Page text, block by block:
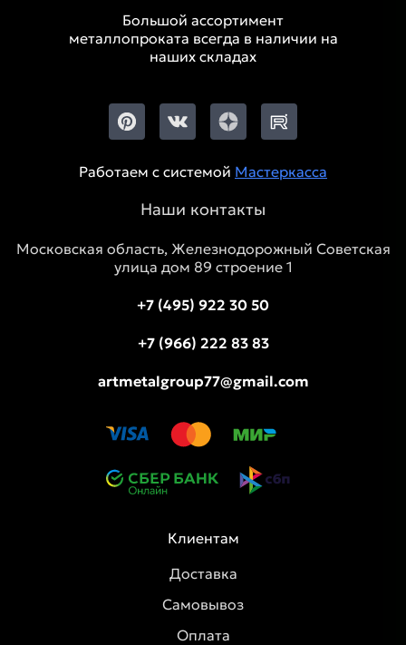
Большой ассортимент
металлопроката всегда в наличии на
наших складах
Работаем с системой Мастеркасса
Наши контакты
Московская область, Железнодорожный Советская
улица дом 89 строение 1
+7 (495) 922 30 50
+7 (966) 222 83 83
artmetalgroup77@gmail.com
Клиентам
Доставка
Самовывоз
Оплата